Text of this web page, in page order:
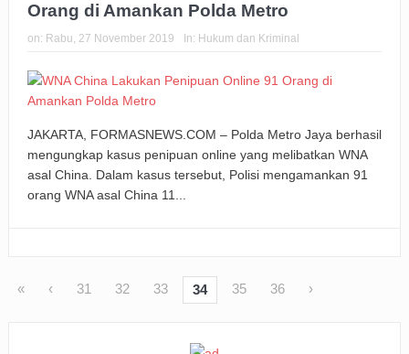
Orang di Amankan Polda Metro
on: Rabu, 27 November 2019 In: Hukum dan Kriminal
JAKARTA, FORMASNEWS.COM – Polda Metro Jaya berhasil
mengungkap kasus penipuan online yang melibatkan WNA
asal China. Dalam kasus tersebut, Polisi mengamankan 91
orang WNA asal China 11...
« ‹ 31 32 33 34 35 36 ›